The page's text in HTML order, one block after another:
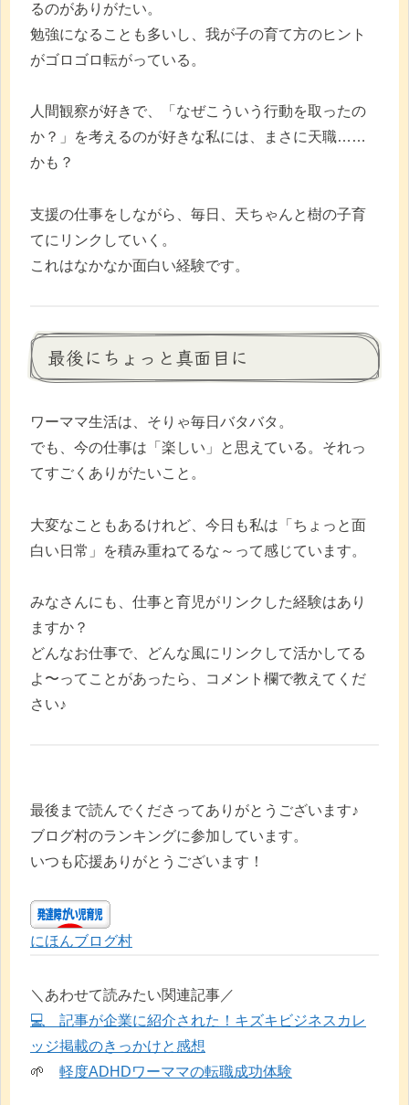
るのがありがたい。
勉強になることも多いし、我が子の育て方のヒント
がゴロゴロ転がっている。
人間観察が好きで、「なぜこういう行動を取ったの
か？」を考えるのが好きな私には、まさに天職……
かも？
支援の仕事をしながら、毎日、天ちゃんと樹の子育
てにリンクしていく。
これはなかなか面白い経験です。
最後にちょっと真面目に
ワーママ生活は、そりゃ毎日バタバタ。
でも、今の仕事は「楽しい」と思えている。それっ
てすごくありがたいこと。
大変なこともあるけれど、今日も私は「ちょっと面
白い日常」を積み重ねてるな～って感じています。
みなさんにも、仕事と育児がリンクした経験はあり
ますか？
どんなお仕事で、どんな風にリンクして活かしてる
よ〜ってことがあったら、コメント欄で教えてくだ
さい♪
最後まで読んでくださってありがとうございます♪
ブログ村のランキングに参加しています。
いつも応援ありがとうございます！
にほんブログ村
＼あわせて読みたい関連記事／
💻️ 記事が企業に紹介された！キズキビジネスカレ
ッジ掲載のきっかけと感想
🌱 軽度ADHDワーママの転職成功体験